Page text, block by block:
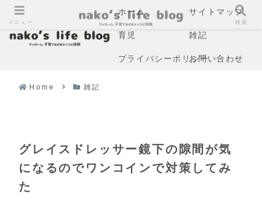
ホーム サイトマップ
育児 雑記
プライバシーポリシーお問い合わせ
Home 雑記
グレイスドレッサー鏡下の隙間が気
になるのでワンコインで対策してみ
た
メニュー 検索